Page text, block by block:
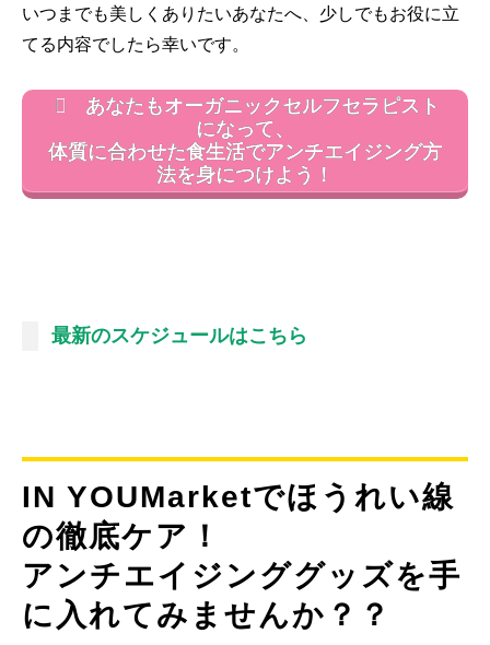
いつまでも美しくありたいあなたへ、少しでもお役に立
てる内容でしたら幸いです。
あなたもオーガニックセルフセラピスト
になって、
体質に合わせた食生活でアンチエイジング方
法を身につけよう！
最新のスケジュールはこちら
IN YOUMarketでほうれい線
の徹底ケア！
アンチエイジンググッズを手
に入れてみませんか？？